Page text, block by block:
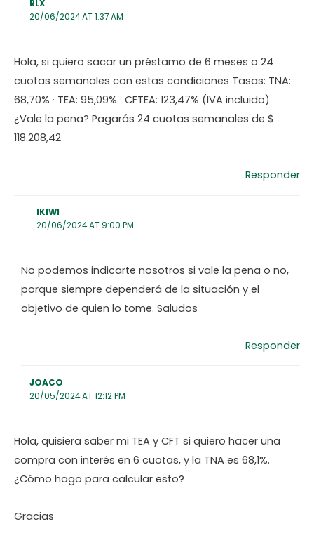
RLX
20/06/2024 AT 1:37 AM
Hola, si quiero sacar un préstamo de 6 meses o 24
cuotas semanales con estas condiciones Tasas: TNA:
68,70% · TEA: 95,09% · CFTEA: 123,47% (IVA incluido).
¿Vale la pena? Pagarás 24 cuotas semanales de $
118.208,42
Responder
IKIWI
20/06/2024 AT 9:00 PM
No podemos indicarte nosotros si vale la pena o no,
porque siempre dependerá de la situación y el
objetivo de quien lo tome. Saludos
Responder
JOACO
20/05/2024 AT 12:12 PM
Hola, quisiera saber mi TEA y CFT si quiero hacer una
compra con interés en 6 cuotas, y la TNA es 68,1%.
¿Cómo hago para calcular esto?
Gracias